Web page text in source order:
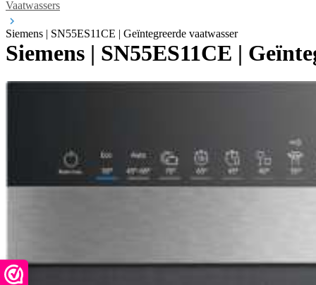
Vaatwassers
Siemens | SN55ES11CE | Geïntegreerde vaatwasser
Siemens | SN55ES11CE |